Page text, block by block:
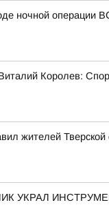
ночной операции
Королев:
жителей Тверской
УКРАЛ